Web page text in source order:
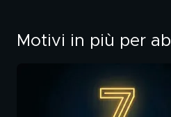
Motivi in più per